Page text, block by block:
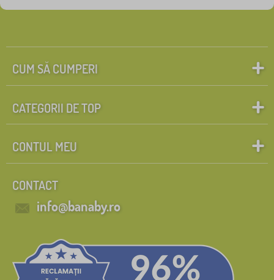
CUM SĂ CUMPERI
CATEGORII DE TOP
CONTUL MEU
CONTACT
info@banaby.ro